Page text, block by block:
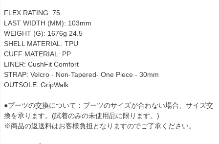
FLEX RATING: 75
LAST WIDTH (MM): 103mm
WEIGHT (G): 1676g 24.5
SHELL MATERIAL: TPU
CUFF MATERIAL: PP
LINER: CushFit Comfort
STRAP: Velcro - Non-Tapered- One Piece - 30mm
OUTSOLE: GripWalk
●ブーツの交換について：ブーツのサイズが合わない場合、サイズ交
換を承ります。(試着のみの未使用品に限ります。)
※商品の返送料はお客様負担となりますのでご了承ください。